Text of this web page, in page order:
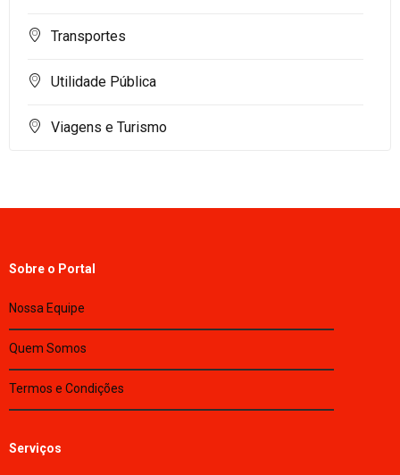
Transportes
Utilidade Pública
Viagens e Turismo
Sobre o Portal
Nossa Equipe
Quem Somos
Termos e Condições
Serviços